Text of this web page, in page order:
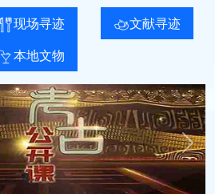
现场寻迹
文献寻迹
本地文物